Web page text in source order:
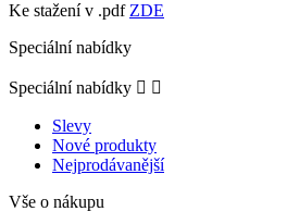
Ke stažení v .pdf ZDE
Speciální nabídky
Speciální nabídky  
Slevy
Nové produkty
Nejprodávanější
Vše o nákupu